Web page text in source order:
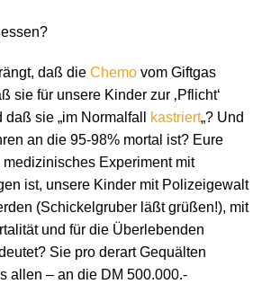
daß die Chemo vom Giftgas
sie für unsere Kinder zur ‚Pflicht‘
sie „im Normalfall
kastriert„? Und
an die 95-98% mortal ist? Eure
medizinisches Experiment mit
ist, unsere Kinder mit Polizeigewalt
(Schickelgruber läßt grüßen!), mit
und für die Überlebenden
Sie pro derart Gequälten
allen – an die DM 500.000.-